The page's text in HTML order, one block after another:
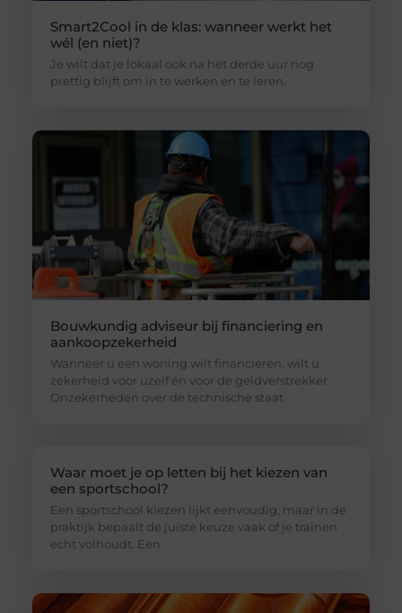
Smart2Cool in de klas: wanneer werkt het
wél (en niet)?
Je wilt dat je lokaal ook na het derde uur nog
prettig blijft om in te werken en te leren.
Bouwkundig adviseur bij financiering en
aankoopzekerheid
Wanneer u een woning wilt financieren, wilt u
zekerheid voor uzelf én voor de geldverstrekker.
Onzekerheden over de technische staat
Waar moet je op letten bij het kiezen van
een sportschool?
Een sportschool kiezen lijkt eenvoudig, maar in de
praktijk bepaalt de juiste keuze vaak of je trainen
echt volhoudt. Een